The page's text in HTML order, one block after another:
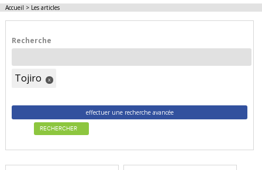
Accueil > Les articles
Recherche
Tojiro x
effectuer une recherche avancée
RECHERCHER